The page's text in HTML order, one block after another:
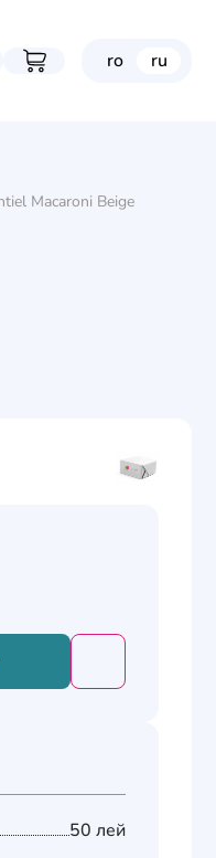
товары
Перейти в корзину
ro ru
Macaroni Beige
50 лей